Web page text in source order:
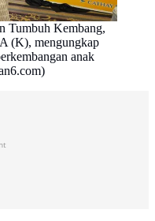
Tumbuh Kembang,
(K), mengungkap
anak